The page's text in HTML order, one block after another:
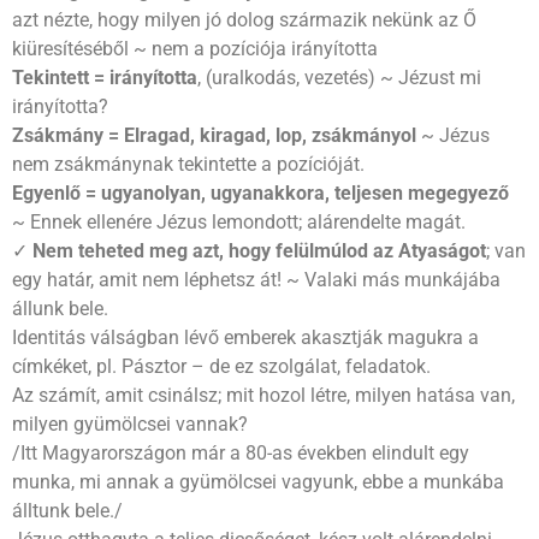
azt nézte, hogy milyen jó dolog származik nekünk az Ő
kiüresítéséből ~ nem a pozíciója irányította
Tekintett = irányította, (uralkodás, vezetés) ~ Jézust mi
irányította?
Zsákmány = Elragad, kiragad, lop, zsákmányol ~ Jézus
nem zsákmánynak tekintette a pozícióját.
Egyenlő = ugyanolyan, ugyanakkora, teljesen megegyező
~ Ennek ellenére Jézus lemondott; alárendelte magát.
✓ Nem teheted meg azt, hogy felülmúlod az Atyaságot; van
egy határ, amit nem léphetsz át! ~ Valaki más munkájába
állunk bele.
Identitás válságban lévő emberek akasztják magukra a
címkéket, pl. Pásztor – de ez szolgálat, feladatok.
Az számít, amit csinálsz; mit hozol létre, milyen hatása van,
milyen gyümölcsei vannak?
/Itt Magyarországon már a 80-as években elindult egy
munka, mi annak a gyümölcsei vagyunk, ebbe a munkába
álltunk bele./